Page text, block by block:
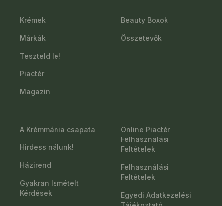
Krémek
Márkák
Teszteld le!
Piactér
Magazin
Beauty Boxok
Összetevők
A Krémmánia csapata
Hirdess nálunk!
Házirend
Gyakran Ismételt
Kérdések
Online Piactér
Felhasználási
Feltételek
Felhasználási
Feltételek
Egyedi Adatkezelési